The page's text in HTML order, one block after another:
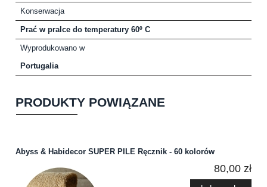
Konserwacja
Prać w pralce do temperatury 60º C
Wyprodukowano w
Portugalia
PRODUKTY POWIĄZANE
Abyss & Habidecor SUPER PILE Ręcznik - 60 kolorów
80,00 zł